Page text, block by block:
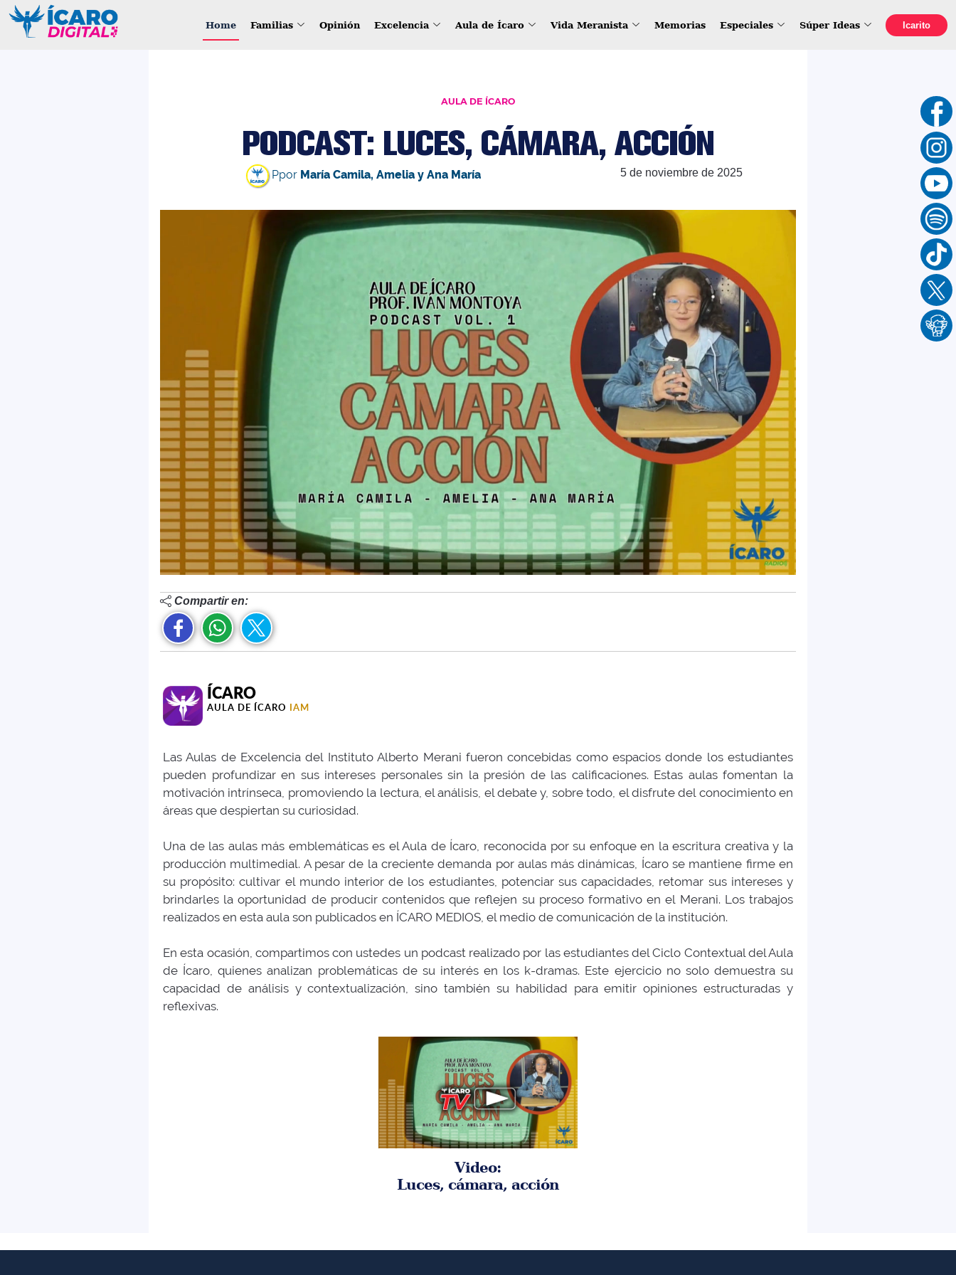
Home Familias Opinión Excelencia Aula de Ícaro Vida Meranista Memorias Especiales Súper Ideas Icarito
AULA DE ÍCARO
PODCAST: LUCES, CÁMARA, ACCIÓN
Ppor María Camila, Amelia y Ana María 5 de noviembre de 2025
Compartir en:
ÍCARO
AULA DE ÍCARO IAM
Las Aulas de Excelencia del Instituto Alberto Merani fueron concebidas como espacios donde los estudiantes
pueden profundizar en sus intereses personales sin la presión de las calificaciones. Estas aulas fomentan la
motivación intrínseca, promoviendo la lectura, el análisis, el debate y, sobre todo, el disfrute del conocimiento en
áreas que despiertan su curiosidad.
Una de las aulas más emblemáticas es el Aula de Ícaro, reconocida por su enfoque en la escritura creativa y la
producción multimedial. A pesar de la creciente demanda por aulas más dinámicas, Ícaro se mantiene firme en
su propósito: cultivar el mundo interior de los estudiantes, potenciar sus capacidades, retomar sus intereses y
brindarles la oportunidad de producir contenidos que reflejen su proceso formativo en el Merani. Los trabajos
realizados en esta aula son publicados en ÍCARO MEDIOS, el medio de comunicación de la institución.
En esta ocasión, compartimos con ustedes un podcast realizado por las estudiantes del Ciclo Contextual del Aula
de Ícaro, quienes analizan problemáticas de su interés en los k-dramas. Este ejercicio no solo demuestra su
capacidad de análisis y contextualización, sino también su habilidad para emitir opiniones estructuradas y
reflexivas.
Video:
Luces, cámara, acción